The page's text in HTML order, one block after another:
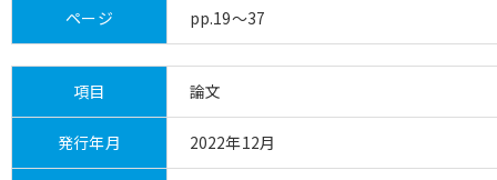
ページ pp.19～37
項目 論文
発行年月 2022年12月